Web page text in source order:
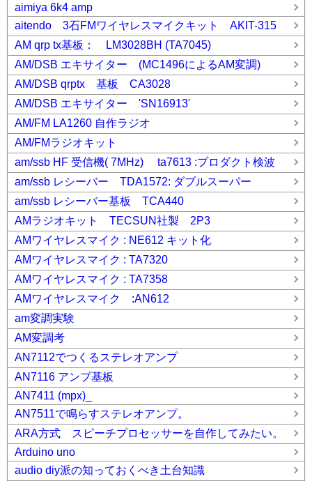
aimiya 6k4 amp
aitendo 3石FMワイヤレスマイクキット AKIT-315
AM qrp tx基板： LM3028BH (TA7045)
AM/DSB エキサイター (MC1496によるAM変調)
AM/DSB qrptx 基板 CA3028
AM/DSB エキサイター 'SN16913'
AM/FM LA1260 自作ラジオ
AM/FMラジオキット
am/ssb HF 受信機( 7MHz) ta7613 :プロダクト検波
am/ssb レシーバー TDA1572: ダブルスーパー
am/ssb レシーバー基板 TCA440
AMラジオキット TECSUN社製 2P3
AMワイヤレスマイク : NE612 キット化
AMワイヤレスマイク : TA7320
AMワイヤレスマイク : TA7358
AMワイヤレスマイク :AN612
am変調実験
AM変調考
AN7112でつくるステレオアンプ
AN7116 アンプ基板
AN7411 (mpx)_
AN7511で鳴らすステレオアンプ。
ARA方式 スピーチプロセッサーを自作してみたい。
Arduino uno
audio diy派の知っておくべき土台知識